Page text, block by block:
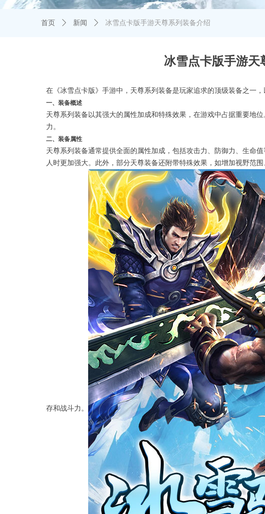
冰雪点卡版手游天
在《冰雪点卡版》手游中，天尊系列装备是玩家追求的顶级装备之一，
一、装备概述
天尊系列装备以其强大的属性加成和特殊效果，在游戏中占据重要地
力。
二、装备属性
天尊系列装备通常提供全面的属性加成，包括攻击力、防御力、生命
人时更加强大。此外，部分天尊装备还附带特殊效果，如增加视野范
存和战斗力。
首页 ꄲ 新闻 ꄲ 冰雪点卡版手游天尊系列装备介绍